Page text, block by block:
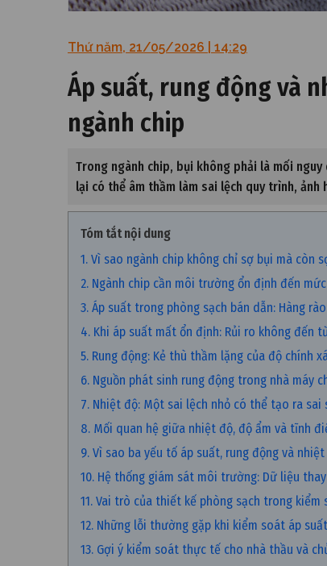
Thứ năm, 21/05/2026 | 14:29
Áp suất, rung động và
ngành chip
Trong ngành chip, bụi không phải là mối
lại có thể âm thầm làm sai lệch quy trình,
Tóm tắt nội dung
1. Vì sao ngành chip không chỉ sợ bụi mà còn
2. Ngành chip cần môi trường ổn định đến
3. Áp suất trong phòng sạch bán dẫn: Hàng
4. Khi áp suất mất ổn định: Rủi ro không đến
5. Rung động: Kẻ thù thầm lặng của độ chính
6. Nguồn phát sinh rung động trong nhà máy
7. Nhiệt độ: Một sai lệch nhỏ có thể tạo ra sai
8. Mối quan hệ giữa nhiệt độ, độ ẩm và tĩnh
9. Vì sao ba yếu tố áp suất, rung động và
10. Hệ thống giám sát môi trường: Dữ liệu
11. Vai trò của thiết kế phòng sạch trong
12. Những lỗi thường gặp khi kiểm soát áp
13. Gợi ý kiểm soát thực tế cho nhà thầu và